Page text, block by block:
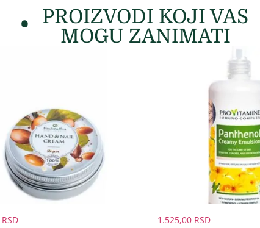
PROIZVODI KOJI VAS
MOGU ZANIMATI
RSD 1.525,00 RSD